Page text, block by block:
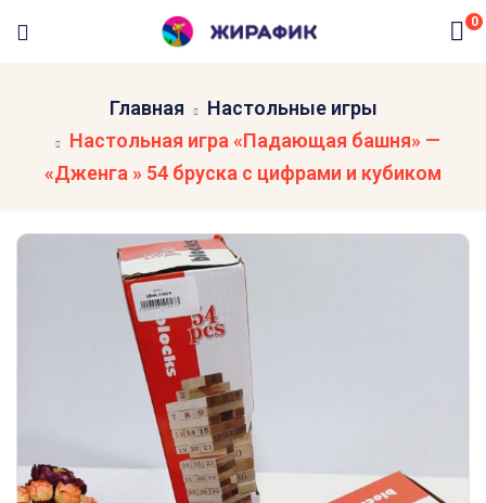
0
Главная
Настольные игры
Настольная игра «Падающая башня» —
«Дженга » 54 бруска с цифрами и кубиком